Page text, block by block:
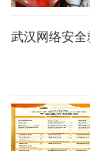
武汉网络安全